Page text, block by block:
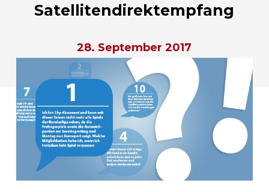
Satellitendirektempfang
28. September 2017